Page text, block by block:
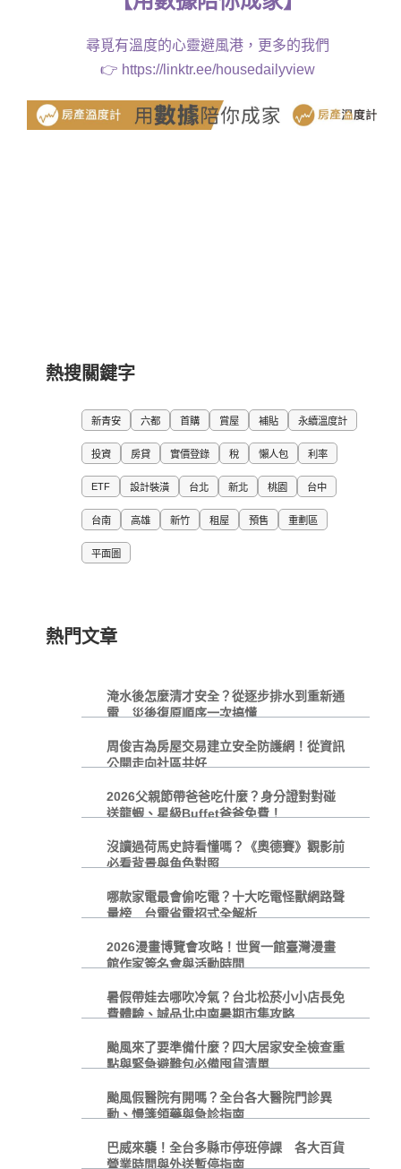
尋覓有溫度的心靈避風港，更多的我們
👉 https://linktr.ee/housedailyview
熱搜關鍵字
新青安 六都 首購 賞屋 補貼 永續溫度計
投資 房貸 實價登錄 稅 懶人包 利率
ETF 設計裝潢 台北 新北 桃園 台中
台南 高雄 新竹 租屋 預售 重劃區
平面圖
熱門文章
淹水後怎麼清才安全？從逐步排水到重新通
電 災後復原順序一次搞懂
周俊吉為房屋交易建立安全防護網！從資訊
公開走向社區共好
2026父親節帶爸爸吃什麼？身分證對對碰
送龍蝦、星級Buffet爸爸免費！
沒讀過荷馬史詩看懂嗎？《奧德賽》觀影前
必看背景與角色對照
哪款家電最會偷吃電？十大吃電怪獸網路聲
量榜 台電省電招式全解析
2026漫畫博覽會攻略！世貿一館臺灣漫畫
館作家簽名會與活動時間
暑假帶娃去哪吹冷氣？台北松菸小小店長免
費體驗、誠品北中南暑期市集攻略
颱風來了要準備什麼？四大居家安全檢查重
點與緊急避難包必備囤貨清單
颱風假醫院有開嗎？全台各大醫院門診異
動、慢箋領藥與急診指南
巴威來襲！全台多縣市停班停課 各大百貨
營業時間與外送暫停指南